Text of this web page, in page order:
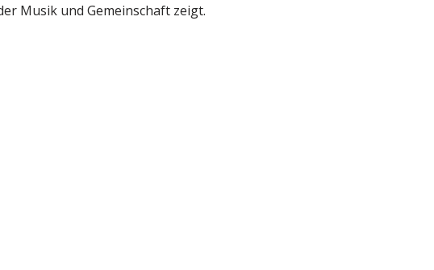
Musik und Gemeinschaft zeigt.